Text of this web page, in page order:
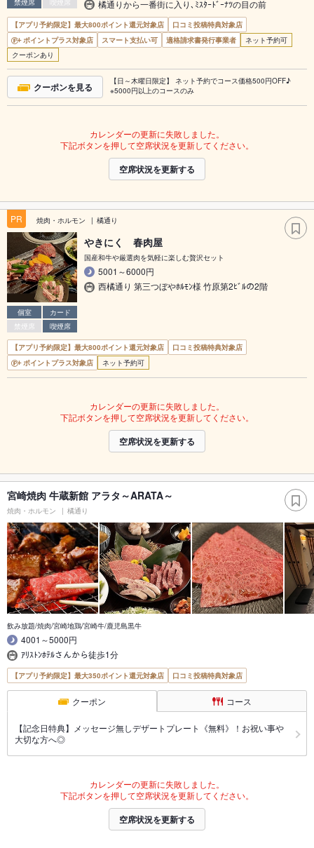
禁煙席
喫煙席
橘通りから一番街に入り､ﾐｽﾀｰﾄﾞｰﾅﾂの目の前
【アプリ予約限定】最大800ポイント還元対象店
口コミ投稿特典対象店
ポイントプラス対象店
スマート支払い可 適格請求書発行事業者
ネット予約可
クーポンあり
クーポンを見る
【日～木曜日限定】 ネット予約でコース価格500円OFF♪
※5000円以上のコースのみ
カレンダーの更新に失敗しました。
下記ボタンを押して空席状況を更新してください。
空席状況を更新する
PR 焼肉・ホルモン 橘通り
個室
カード
禁煙席
喫煙席
やきにく 春肉屋
国産和牛や厳選肉を気軽に楽しむ贅沢セット
5001～6000円
西橘通り 第三つぼやﾎﾙﾓﾝ様 竹原第2ﾋﾞﾙの2階
【アプリ予約限定】最大800ポイント還元対象店
口コミ投稿特典対象店
ポイントプラス対象店
ネット予約可
カレンダーの更新に失敗しました。
下記ボタンを押して空席状況を更新してください。
空席状況を更新する
宮崎焼肉 牛蔵新館 アラタ～ARATA～
焼肉・ホルモン 橘通り
飲み放題/焼肉/宮崎地鶏/宮崎牛/鹿児島黒牛
4001～5000円
ｱﾘｽﾄﾝﾎﾃﾙさんから徒歩1分
【アプリ予約限定】最大350ポイント還元対象店 口コミ投稿特典対象店
クーポン コース
【記念日特典】メッセージ無しデザートプレート《無料》！お祝い事や
大切な方へ◎
カレンダーの更新に失敗しました。
下記ボタンを押して空席状況を更新してください。
空席状況を更新する